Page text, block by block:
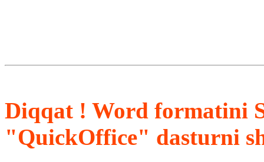
Diqqat ! Word formatini
"QuickOffice" dasturni